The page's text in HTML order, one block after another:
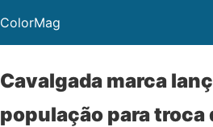
ColorMag
Cavalgada marca
população para troca